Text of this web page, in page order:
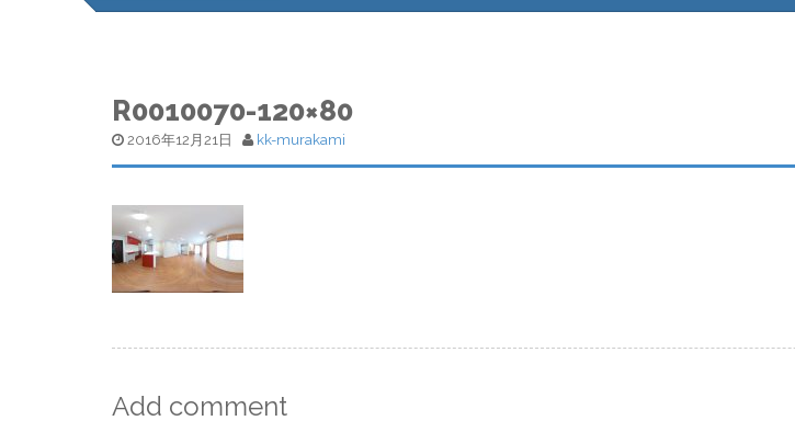
R0010070-120×80
2016年12月21日 kk-murakami
Add comment